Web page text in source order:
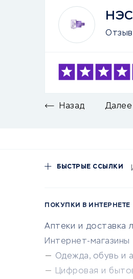
НЭС
Назад Далее
БЫСТРЫЕ ССЫЛКИ
ПОКУПКИ В ИНТЕРНЕТЕ
Аптеки и доставка
Интернет-магазины
Одежда, обувь и
Цифровая и